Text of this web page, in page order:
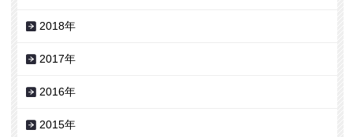
2018年
2017年
2016年
2015年